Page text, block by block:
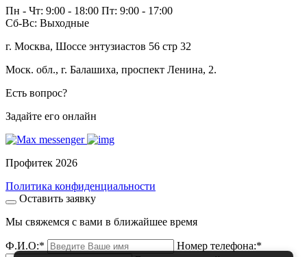
Пн - Чт: 9:00 - 18:00 Пт: 9:00 - 17:00
Сб-Вс: Выходные
г. Москва, Шоссе энтузиастов 56 стр 32
Моск. обл., г. Балашиха, проспект Ленина, 2.
Есть вопрос?
Задайте его онлайн
Профитек 2026
Политика конфиденциальности
Оставить заявку
Мы свяжемся с вами в ближайшее время
Ф.И.О:* Номер телефона:*